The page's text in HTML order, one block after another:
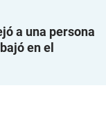
a una persona
en el